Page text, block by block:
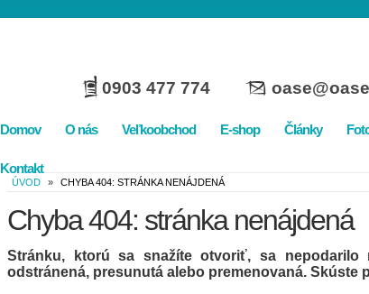
0903 477 774
Domov O nás Veľkoobchod E-shop Články
Kontakt
ÚVOD » CHYBA 404: STRÁNKA NENÁJDENÁ
Chyba 404: stránka nenájdená
Stránku, ktorú sa snažíte otvoriť, sa
odstránená, presunutá alebo premenovaná. Skúste